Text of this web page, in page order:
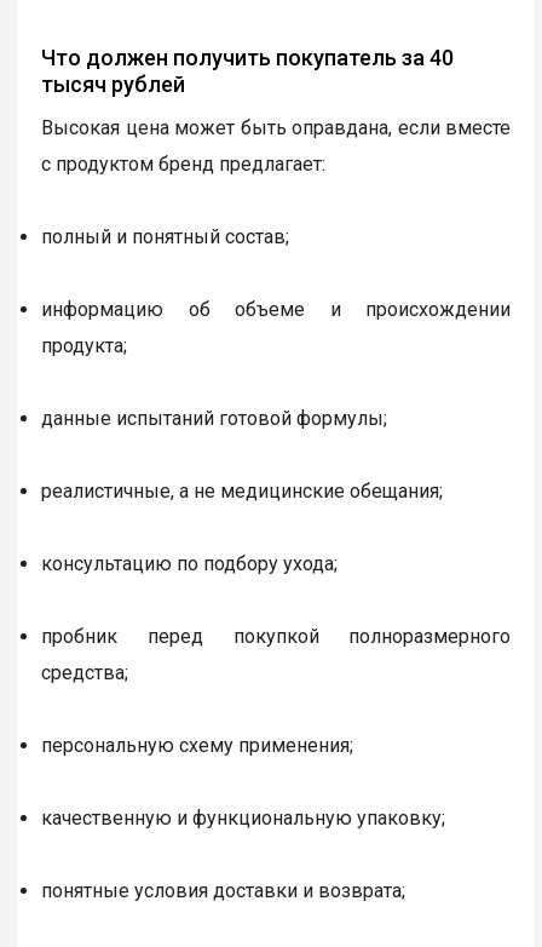
Что должен получить покупатель за 40
тысяч рублей
Высокая цена может быть оправдана, если вместе
с продуктом бренд предлагает:
полный и понятный состав;
информацию об объеме и происхождении
продукта;
данные испытаний готовой формулы;
реалистичные, а не медицинские обещания;
консультацию по подбору ухода;
пробник перед покупкой полноразмерного
средства;
персональную схему применения;
качественную и функциональную упаковку;
понятные условия доставки и возврата;